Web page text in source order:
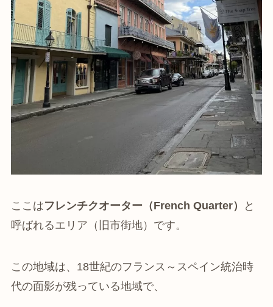
ここはフレンチクオーター（French Quarter）
と
呼ばれるエリア（旧市街地）です。
この地域は、18世紀のフランス～スペイン統治時
代の面影が残っている地域で、